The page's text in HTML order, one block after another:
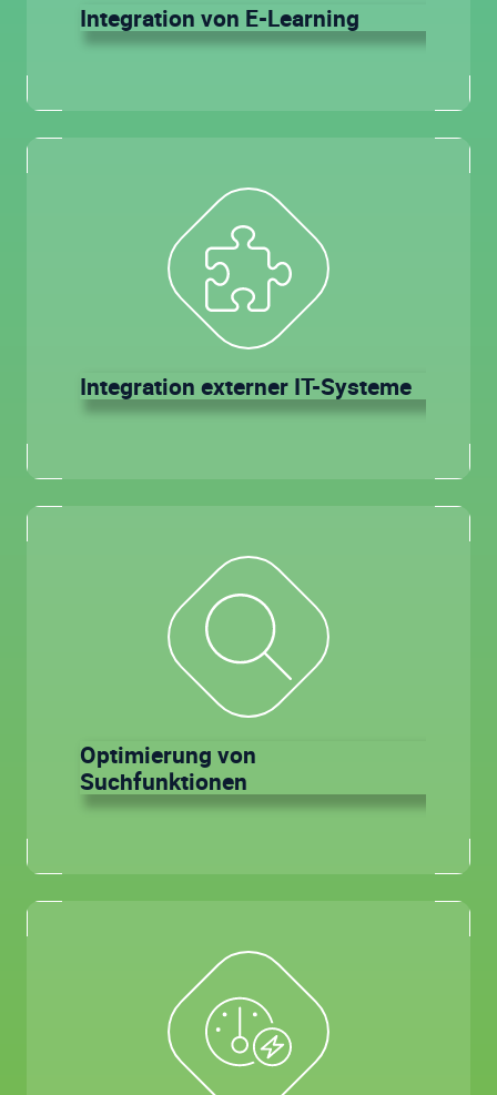
Integration von E-Learning
Integration externer IT-Systeme
Optimierung von
Suchfunktionen